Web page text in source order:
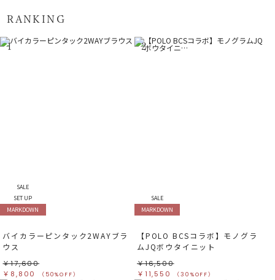
RANKING
1
SALE
SET UP
MARKDOWN
バイカラーピンタック2WAYブラ
ウス
￥17,600
￥8,800
（50%OFF）
2
SALE
MARKDOWN
【POLO BCSコラボ】モノグラ
ムJQボウタイニット
￥16,500
￥11,550
（30%OFF）